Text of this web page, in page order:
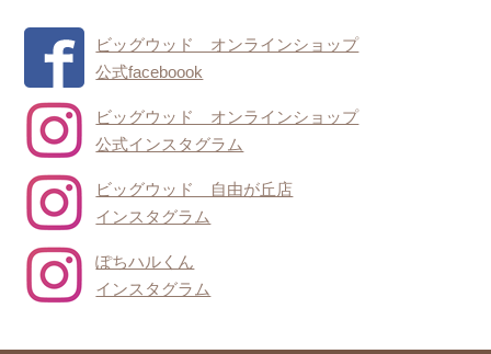
ビッグウッド オンラインショップ
公式faceboook
ビッグウッド オンラインショップ
公式インスタグラム
ビッグウッド 自由が丘店
インスタグラム
ぽちハルくん
インスタグラム